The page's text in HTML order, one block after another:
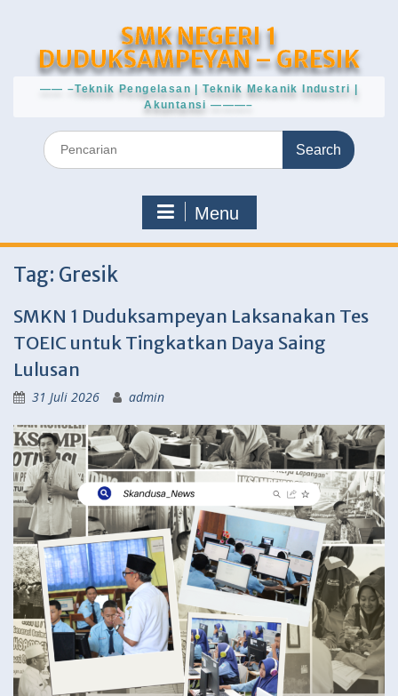
SMK NEGERI 1
DUDUKSAMPEYAN – GRESIK
—— –Teknik Pengelasan | Teknik Mekanik Industri |
Akuntansi ———–
Search
for:
Menu
Tag: Gresik
SMKN 1 Duduksampeyan Laksanakan Tes
TOEIC untuk Tingkatkan Daya Saing
Lulusan
31 Juli 2026 admin